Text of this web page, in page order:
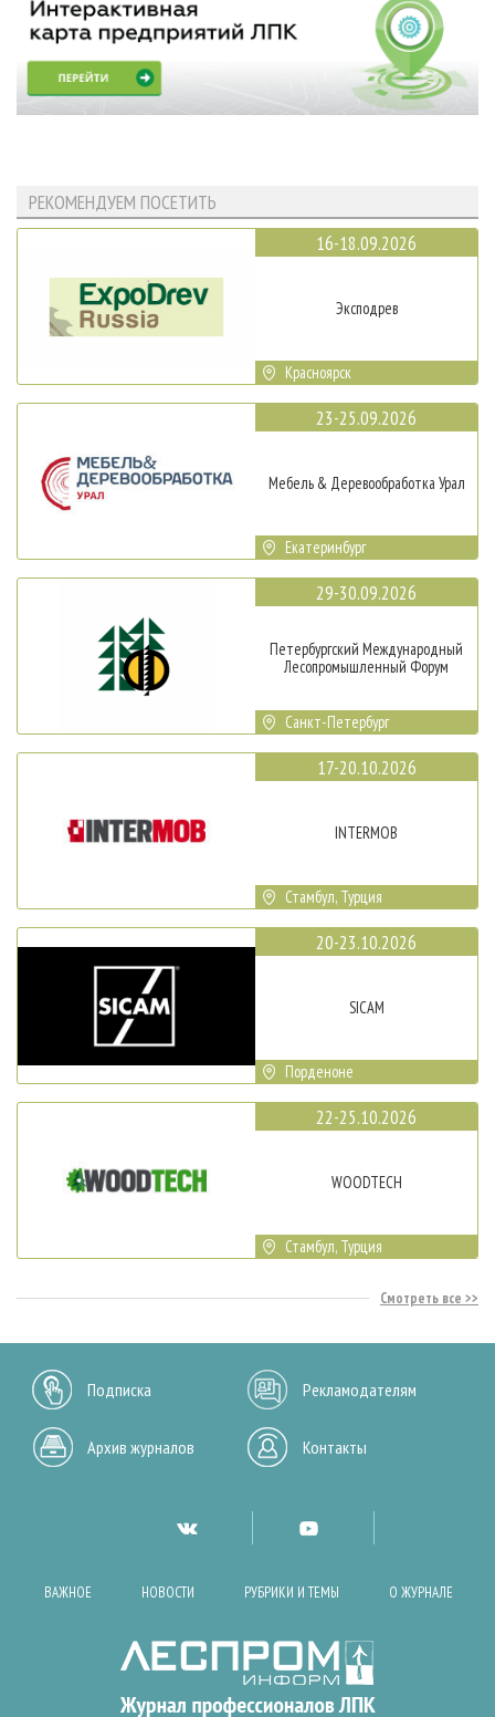
РЕКОМЕНДУЕМ ПОСЕТИТЬ
16-18.09.2026
Эксподрев
Красноярск
23-25.09.2026
Мебель & Деревообработка Урал
Екатеринбург
29-30.09.2026
Петербургский Международный
Лесопромышленный Форум
Санкт-Петербург
17-20.10.2026
INTERMOB
Стамбул, Турция
20-23.10.2026
SICAM
Порденоне
22-25.10.2026
WOODTECH
Стамбул, Турция
Смотреть все
Подписка Рекламодателям
Архив журналов Контакты
ВАЖНОЕ НОВОСТИ РУБРИКИ И ТЕМЫ О ЖУРНАЛЕ